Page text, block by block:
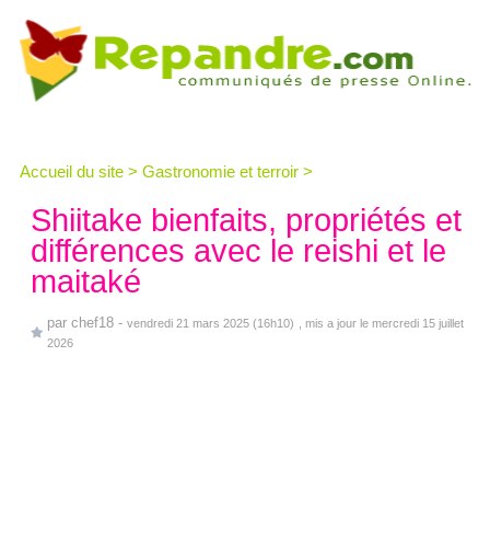
Accueil du site > Gastronomie et terroir >
Shiitake bienfaits, propriétés et
différences avec le reishi et le
maitaké
par chef18 - vendredi 21 mars 2025 (16h10)
, mis a jour le mercredi 15 juillet
2026